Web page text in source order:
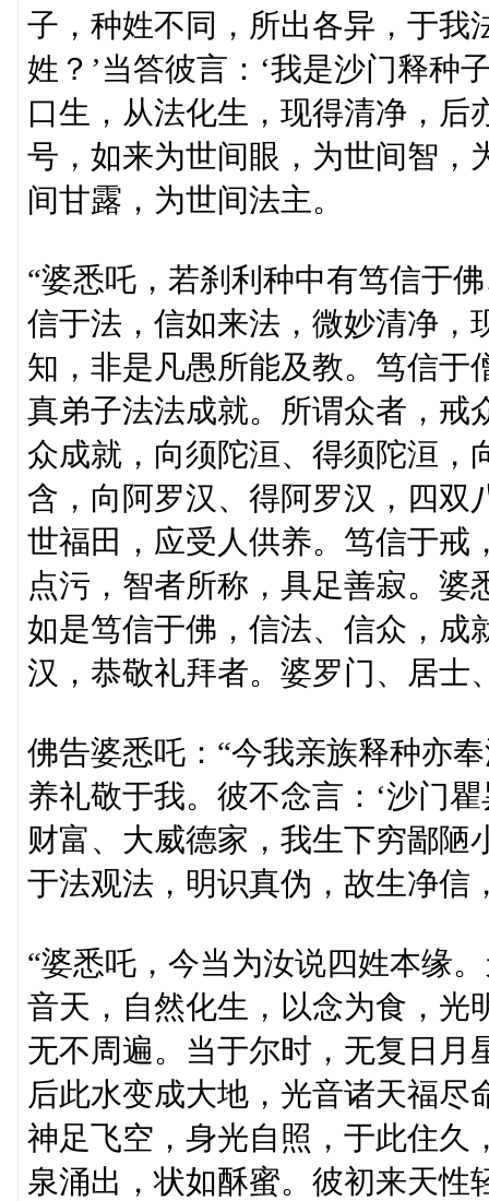
子，种姓不同，所出各异，于我
姓？’当答彼言：‘我是沙门释种
口生，从法化生，现得清净，后
号，如来为世间眼，为世间智，
间甘露，为世间法主。
“婆悉吒，若刹利种中有笃信于
信于法，信如来法，微妙清净，
知，非是凡愚所能及教。笃信于
真弟子法法成就。所谓众者，戒
众成就，向须陀洹、得须陀洹，
含，向阿罗汉、得阿罗汉，四双
世福田，应受人供养。笃信于戒
点污，智者所称，具足善寂。
如是笃信于佛，信法、信众，成
汉，恭敬礼拜者。婆罗门、居士
佛告婆悉吒：“今我亲族释种亦
养礼敬于我。彼不念言：‘沙门
财富、大威德家，我生下穷鄙陋
于法观法，明识真伪，故生净信
“婆悉吒，今当为汝说四姓本缘
音天，自然化生，以念为食，光
无不周遍。当于尔时，无复日月
后此水变成大地，光音诸天福
神足飞空，身光自照，于此住久
泉涌出，状如酥蜜。彼初来天性